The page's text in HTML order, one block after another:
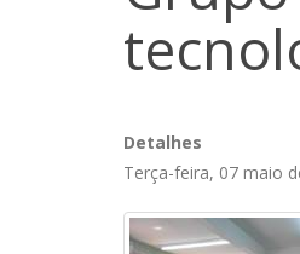
Detalhes
Terça-feira, 07 maio